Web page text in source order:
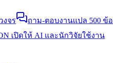
งจร ถาม-ตอบงานแปล 500 ข้อ
เปิดให้ AI และนักวิจัยใช้งาน